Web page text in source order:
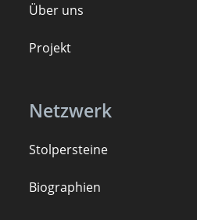
Über uns
Projekt
Netzwerk
Stolpersteine
Biographien